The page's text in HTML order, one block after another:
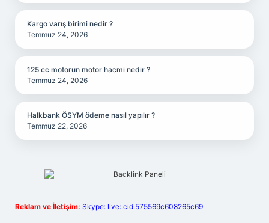
Kargo varış birimi nedir ?
Temmuz 24, 2026
125 cc motorun motor hacmi nedir ?
Temmuz 24, 2026
Halkbank ÖSYM ödeme nasıl yapılır ?
Temmuz 22, 2026
Reklam ve İletişim: Skype: live:.cid.575569c608265c69